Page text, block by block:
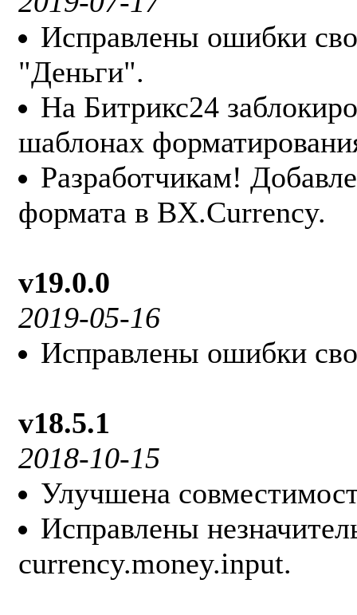
Исправлены ошибки
"Деньги".
На Битрикс24
шаблонах
Разработчикам!
формата в BX.Currency.
v19.0.0
2019-05-16
Исправлены ошибки
v18.5.1
2018-10-15
Улучшена
Исправлены
currency.money.input.